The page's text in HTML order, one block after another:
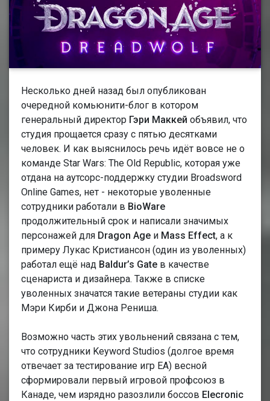
Несколько дней назад был опубликован
очередной комьюнити-блог в котором
генеральный директор Гэри Маккей объявил, что
студия прощается сразу с пятью десятками
человек. И как выяснилось речь идёт вовсе не о
команде Star Wars: The Old Republic, которая уже
отдана на аутсорс-поддержку студии Broadsword
Online Games, нет - некоторые уволенные
сотрудники работали в BioWare
продолжительный срок и написали значимых
персонажей для Dragon Age и Mass Effect, а к
примеру Лукас Кристиансон (один из уволенных)
работал ещё над Baldur’s Gate в качестве
сценариста и дизайнера. Также в списке
уволенных значатся такие ветераны студии как
Мэри Кирби и Джона Рениша.
Возможно часть этих увольнений связана с тем,
что сотрудники Keyword Studios (долгое время
отвечает за тестирование игр ЕА) весной
сформировали первый игровой профсоюз в
Канаде, чем изрядно разозлили боссов Elecronic